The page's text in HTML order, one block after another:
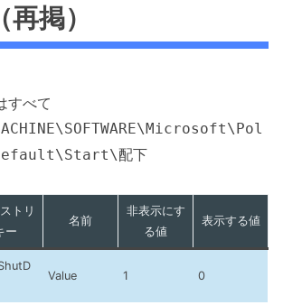
掲）
すべて
配下
トリ
ー
名前
非表示にす
る値
表示する値
Value 1 0